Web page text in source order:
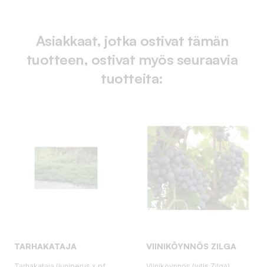
Asiakkaat, jotka ostivat tämän
tuotteen, ostivat myös seuraavia
tuotteita:
TARHAKATAJA VIINIKÖYNNÖS ZILGA